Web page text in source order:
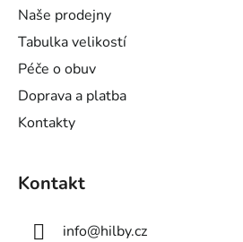
Naše prodejny
Tabulka velikostí
Péče o obuv
Doprava a platba
Kontakty
Kontakt
info@hilby.cz